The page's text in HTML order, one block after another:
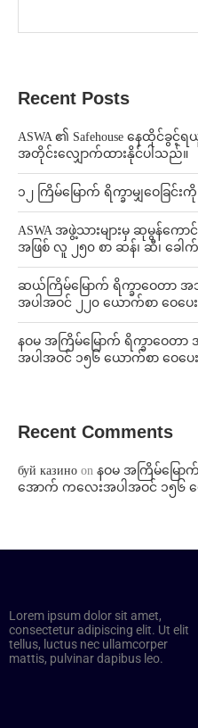
Recent Posts
ASWA ၏ Safehouse နေထိုင်ခွင့်
အတိုင်းလျှောက်ထားနိုင်ပါသည်။
၁၂ ကြိမ်မြောက် ရိက္ခာမျှဝေခြင်း
ASWA အဖွဲ့သားများမှ ဆုမွန်ကေ
အဖြစ် လူ ၂၅၀ စာ ဆန်၊ ဆီ၊ ခေါ
ဆယ်ကြိမ်မြောက် ရိက္ခာဝေတာ
အပါအဝင် ၂၂၀ ယောက်စာ ဝေပေ
နဝမ အကြိမ်မြောက် ရိက္ခာဝေ
အပါအဝင် ၁၅၆ ယောက်စာ ဝေပေ
Recent Comments
буй казино on နဝမ အကြိမ်မြေ
အောက် ကလေးအပါအဝင် ၁၅၆ ယ
Lorem ipsum dolor sit amet,
consectetur adipiscing elit. Ut elit
tellus, luctus nec ullamcorper
mattis, pulvinar dapibus leo.